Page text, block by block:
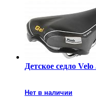
Детское седло
Нет в наличии